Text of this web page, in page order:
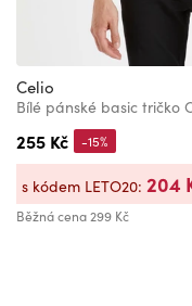
Celio
Bílé pánské basic tričko
255 Kč
Běžná cena299 Kč
-15%
s kódem LETO20: 204